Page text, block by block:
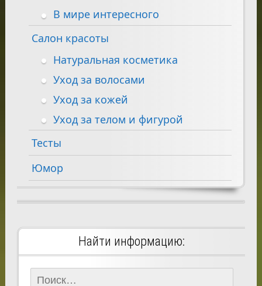
В мире интересного
Салон красоты
Натуральная косметика
Уход за волосами
Уход за кожей
Уход за телом и фигурой
Тесты
Юмор
Найти информацию:
Найти: